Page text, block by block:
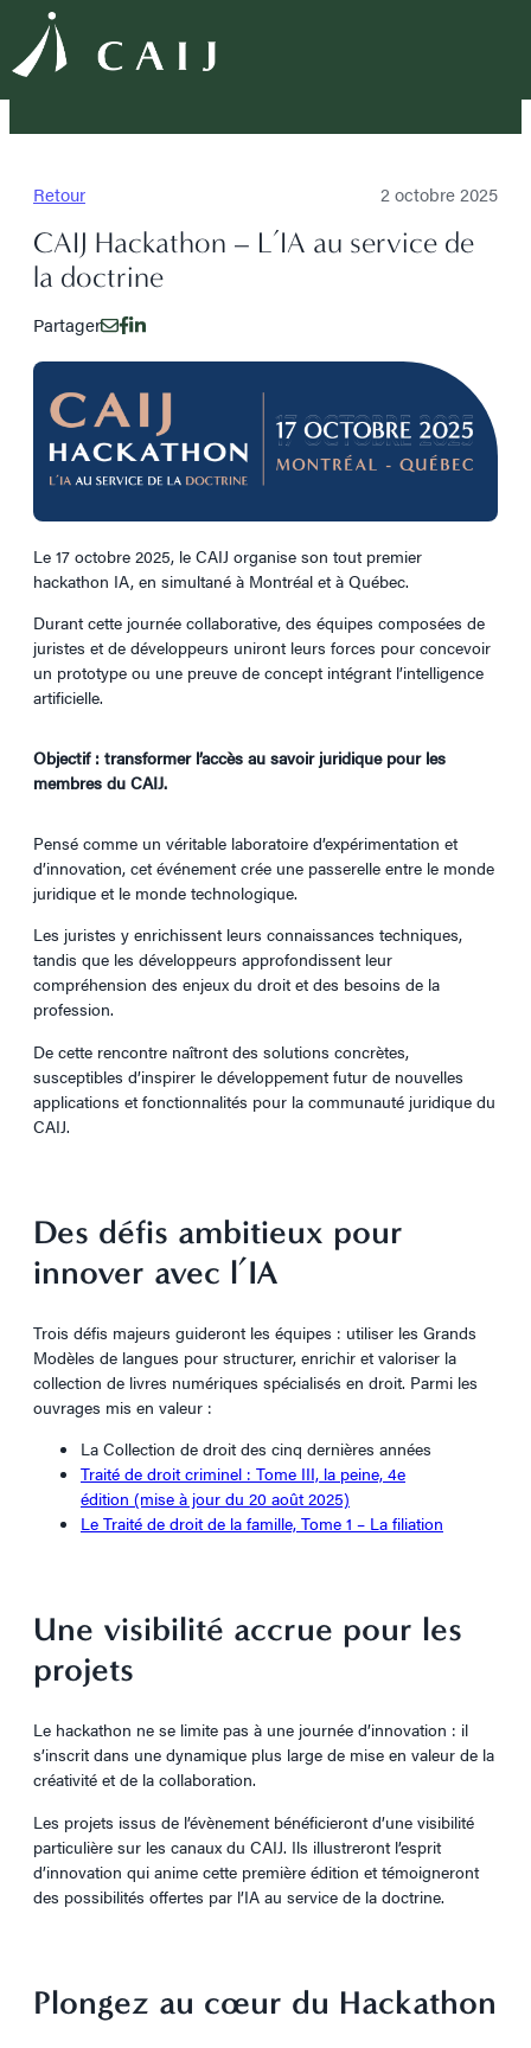
Retour 2 octobre 2025
CAIJ Hackathon – L’IA au service de
la doctrine
Partager
Le 17 octobre 2025, le CAIJ organise son tout premier
hackathon IA, en simultané à Montréal et à Québec.
Durant cette journée collaborative, des équipes composées de
juristes et de développeurs uniront leurs forces pour concevoir
un prototype ou une preuve de concept intégrant l’intelligence
artificielle.
Objectif : transformer l’accès au savoir juridique pour les
membres du CAIJ.
Pensé comme un véritable laboratoire d’expérimentation et
d’innovation, cet événement crée une passerelle entre le monde
juridique et le monde technologique.
Les juristes y enrichissent leurs connaissances techniques,
tandis que les développeurs approfondissent leur
compréhension des enjeux du droit et des besoins de la
profession.
De cette rencontre naîtront des solutions concrètes,
susceptibles d’inspirer le développement futur de nouvelles
applications et fonctionnalités pour la communauté juridique du
CAIJ.
Des défis ambitieux pour
innover avec l’IA
Trois défis majeurs guideront les équipes : utiliser les Grands
Modèles de langues pour structurer, enrichir et valoriser la
collection de livres numériques spécialisés en droit. Parmi les
ouvrages mis en valeur :
La Collection de droit des cinq dernières années
Traité de droit criminel : Tome III, la peine, 4e
édition (mise à jour du 20 août 2025)
Le Traité de droit de la famille, Tome 1 – La filiation
Une visibilité accrue pour les
projets
Le hackathon ne se limite pas à une journée d’innovation : il
s’inscrit dans une dynamique plus large de mise en valeur de la
créativité et de la collaboration.
Les projets issus de l’évènement bénéficieront d’une visibilité
particulière sur les canaux du CAIJ. Ils illustreront l’esprit
d’innovation qui anime cette première édition et témoigneront
des possibilités offertes par l’IA au service de la doctrine.
Plongez au cœur du Hackathon